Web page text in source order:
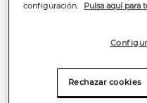
configuración.
Pulsa aquí para
Rechazar cookies